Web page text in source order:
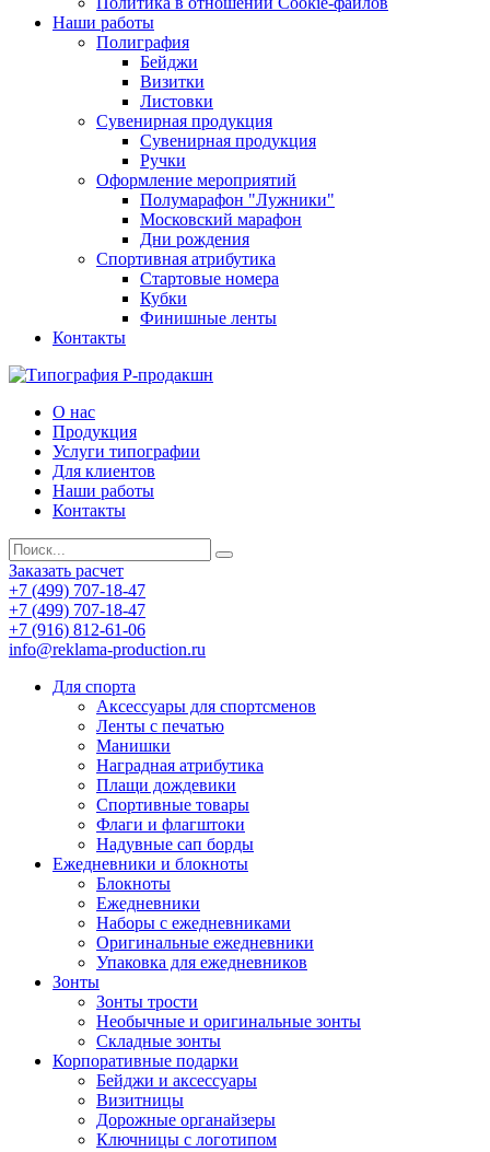
Наши работы
Полиграфия
Бейджи
Визитки
Листовки
Сувенирная продукция
Сувенирная продукция
Ручки
Оформление мероприятий
Полумарафон "Лужники"
Московский марафон
Дни рождения
Спортивная атрибутика
Стартовые номера
Кубки
Финишные ленты
Контакты
О нас
Продукция
Услуги типографии
Для клиентов
Наши работы
Контакты
Заказать расчет
+7 (499) 707-18-47
+7 (499) 707-18-47
+7 (916) 812-61-06
info@reklama-production.ru
Для спорта
Аксессуары для спортсменов
Ленты с печатью
Манишки
Наградная атрибутика
Плащи дождевики
Спортивные товары
Флаги и флагштоки
Надувные сап борды
Ежедневники и блокноты
Блокноты
Ежедневники
Наборы с ежедневниками
Оригинальные ежедневники
Упаковка для ежедневников
Зонты
Зонты трости
Необычные и оригинальные зонты
Складные зонты
Корпоративные подарки
Бейджи и аксессуары
Визитницы
Дорожные органайзеры
Ключницы с логотипом